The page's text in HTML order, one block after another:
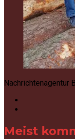
Nachrichtenagentur
Meist